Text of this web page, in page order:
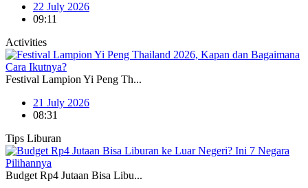
22 July 2026
09:11
Activities
Festival Lampion Yi Peng Th...
21 July 2026
08:31
Tips Liburan
Budget Rp4 Jutaan Bisa Libu...